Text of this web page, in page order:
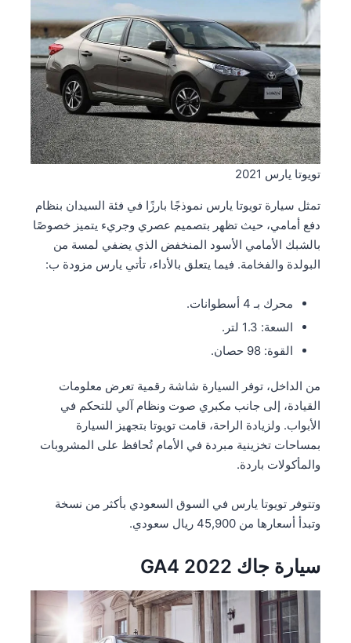
تويوتا يارس 2021
تمثل سيارة تويوتا يارس نموذجًا بارزًا في فئة السيدان بنظام
دفع أمامي، حيث تظهر بتصميم عصري وجريء يتميز خصوصًا
بالشبك الأمامي الأسود المنخفض الذي يضفي لمسة من
البولدة والفخامة. فيما يتعلق بالأداء، تأتي يارس مزودة ب:
محرك بـ 4 أسطوانات.
السعة: 1.3 لتر.
القوة: 98 حصان.
من الداخل، توفر السيارة شاشة رقمية تعرض معلومات
القيادة، إلى جانب مكبري صوت ونظام آلي للتحكم في
الأبواب. ولزيادة الراحة، قامت تويوتا بتجهيز السيارة
بمساحات تخزينية مبردة في الأمام تُحافظ على المشروبات
والمأكولات باردة.
وتتوفر تويوتا يارس في السوق السعودي بأكثر من نسخة
وتبدأ أسعارها من 45,900 ريال سعودي.
سيارة جاك GA4 2022